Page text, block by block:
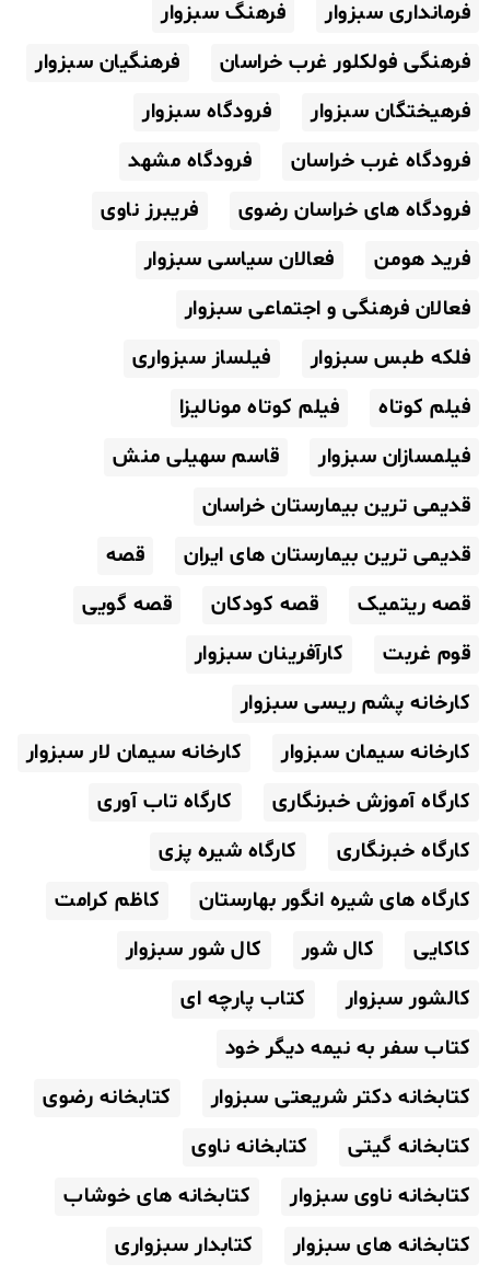
فرمانداری سبزوار
فرهنگ سبزوار
فرهنگی فولکلور غرب خراسان
فرهنگیان سبزوار
فرهیختگان سبزوار
فرودگاه سبزوار
فرودگاه غرب خراسان
فرودگاه مشهد
فرودگاه های خراسان رضوی
فریبرز ناوی
فرید هومن
فعالان سیاسی سبزوار
فعالان فرهنگی و اجتماعی سبزوار
فلکه طبس سبزوار
فیلساز سبزواری
فیلم کوتاه
فیلم کوتاه مونالیزا
فیلمسازان سبزوار
قاسم سهیلی منش
قدیمی ترین بیمارستان خراسان
قدیمی ترین بیمارستان های ایران
قصه
قصه ریتمیک
قصه کودکان
قصه گویی
قوم غربت
کارآفرینان سبزوار
کارخانه پشم ریسی سبزوار
کارخانه سیمان سبزوار
کارخانه سیمان لار سبزوار
کارگاه آموزش خبرنگاری
کارگاه تاب آوری
کارگاه خبرنگاری
کارگاه شیره پزی
کارگاه های شیره انگور بهارستان
کاظم کرامت
کاکایی
کال شور
کال شور سبزوار
کالشور سبزوار
کتاب پارچه ای
کتاب سفر به نیمه دیگر خود
کتابخانه دکتر شریعتی سبزوار
کتابخانه رضوی
کتابخانه گیتی
کتابخانه ناوی
کتابخانه ناوی سبزوار
کتابخانه های خوشاب
کتابخانه های سبزوار
کتابدار سبزواری